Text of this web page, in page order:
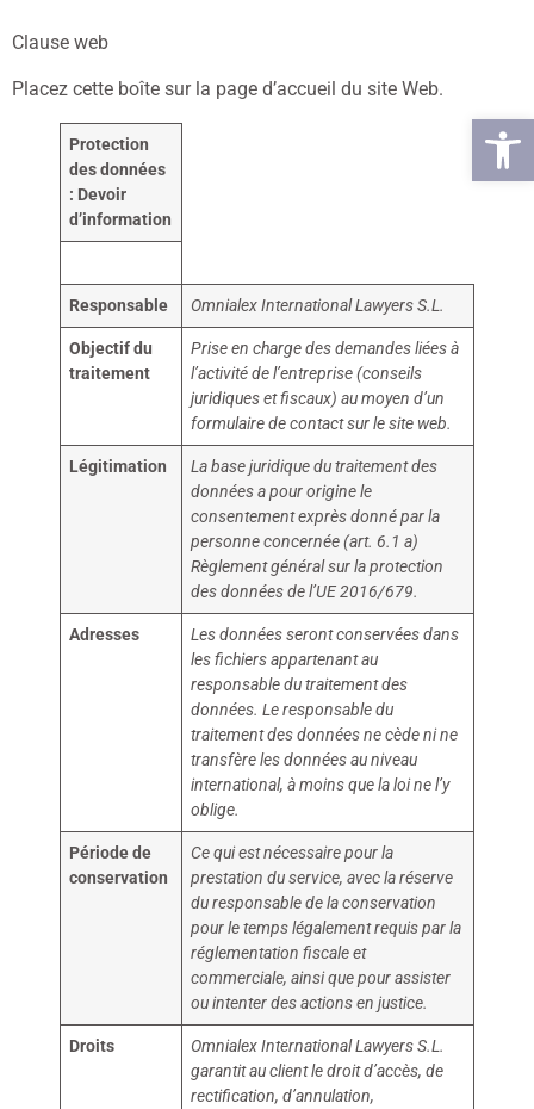
Ouvrir
Clause web
Placez cette boîte sur la page d’accueil du site Web.
Protection
des données
: Devoir
d’information
Responsable Omnialex International Lawyers S.L.
Objectif du
traitement
Prise en charge des demandes liées à
l’activité de l’entreprise (conseils
juridiques et fiscaux) au moyen d’un
formulaire de contact sur le site web.
Légitimation
La base juridique du traitement des
données a pour origine le
consentement exprès donné par la
personne concernée (art. 6.1 a)
Règlement général sur la protection
des données de l’UE 2016/679.
Adresses
Les données seront conservées dans
les fichiers appartenant au
responsable du traitement des
données. Le responsable du
traitement des données ne cède ni ne
transfère les données au niveau
international, à moins que la loi ne l’y
oblige.
Période de
conservation
Ce qui est nécessaire pour la
prestation du service, avec la réserve
du responsable de la conservation
pour le temps légalement requis par la
réglementation fiscale et
commerciale, ainsi que pour assister
ou intenter des actions en justice.
Droits
Omnialex International Lawyers S.L.
garantit au client le droit d’accès, de
rectification, d’annulation,